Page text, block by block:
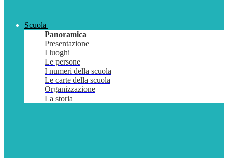
Scuola
Panoramica
Presentazione
I luoghi
Le persone
I numeri della scuola
Le carte della scuola
Organizzazione
La storia